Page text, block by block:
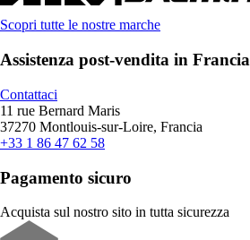
Scopri tutte le nostre marche
Assistenza post-vendita in Francia
Contattaci
11 rue Bernard Maris
37270 Montlouis-sur-Loire, Francia
+33 1 86 47 62 58
Pagamento sicuro
Acquista sul nostro sito in tutta sicurezza